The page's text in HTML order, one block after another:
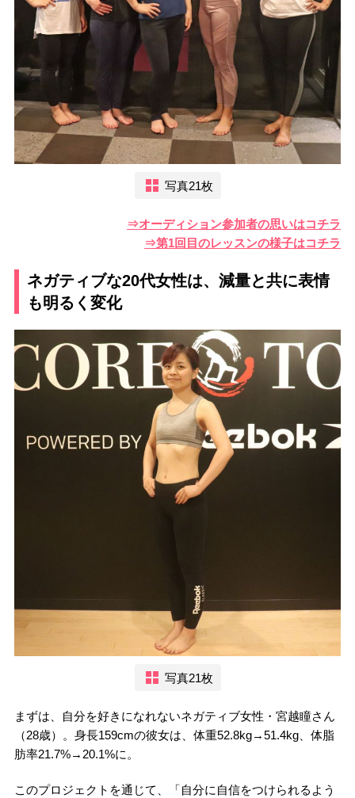
写真21枚
⇒オーディション参加者の思いはコチラ
⇒第1回目のレッスンの様子はコチラ
ネガティブな20代女性は、減量と共に表情
も明るく変化
写真21枚
まずは、自分を好きになれないネガティブ女性・宮越瞳さん
（28歳）。身長159cmの彼女は、体重52.8kg→51.4kg、体脂
肪率21.7%→20.1%に。
このプロジェクトを通じて、「自分に自信をつけられるよう